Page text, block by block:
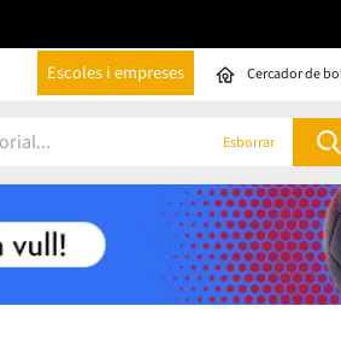
Escoles i empreses Cercador de
Esborrar